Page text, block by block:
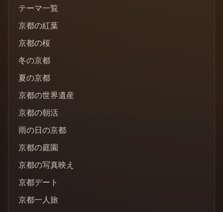
テーマ一覧
京都の紅葉
京都の桜
冬の京都
夏の京都
京都の世界遺産
京都の朝活
雨の日の京都
京都の庭園
京都の写真映え
京都デート
京都一人旅